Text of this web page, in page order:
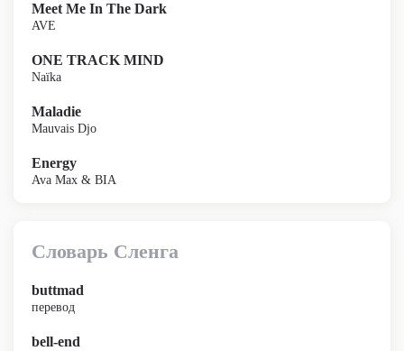
Meet Me In The Dark
AVE
ONE TRACK MIND
Naïka
Maladie
Mauvais Djo
Energy
Ava Max & BIA
Словарь Сленга
buttmad
перевод
bell-end